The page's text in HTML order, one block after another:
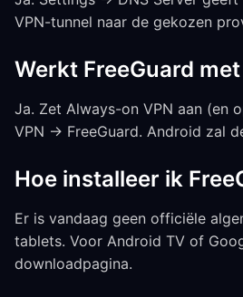
VPN-tunnel naar de gekozen
Werkt FreeGuard
Ja. Zet Always-on VPN aan
VPN → FreeGuard. Android zal
Hoe installeer ik
Er is vandaag geen officiële
tablets. Voor Android TV of
downloadpagina.